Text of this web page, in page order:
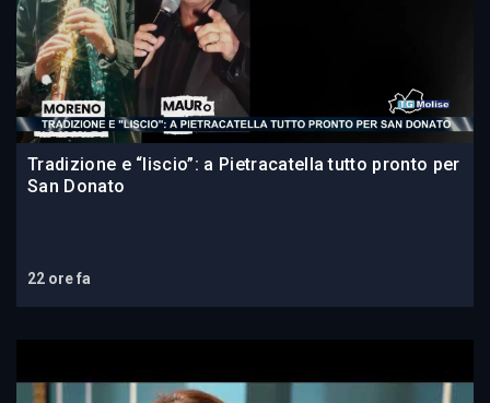
Tradizione e “liscio”: a Pietracatella tutto pronto per
San Donato
22 ore fa